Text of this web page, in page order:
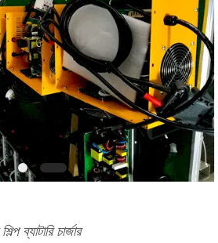
ব্যাটারি চার্জার